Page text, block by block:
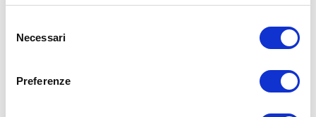
delNecessari
Preferenze